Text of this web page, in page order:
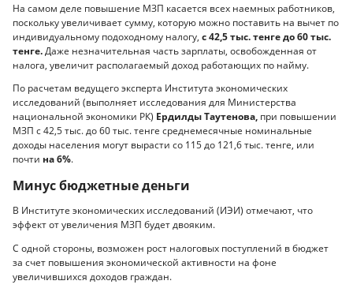
На самом деле повышение МЗП касается всех наемных работников,
поскольку увеличивает сумму, которую можно поставить на вычет по
индивидуальному подоходному налогу, с 42,5 тыс. тенге до 60 тыс.
тенге.Даже незначительная часть зарплаты, освобожденная от
налога, увеличит располагаемый доход работающих по найму.
По расчетам ведущего эксперта Института экономических
исследований (выполняет исследования для Министерства
национальной экономики РК) Ердилды Таутенова, при повышении
МЗП с 42,5 тыс. до 60 тыс. тенге среднемесячные номинальные
доходы населения могут вырасти со 115 до 121,6 тыс. тенге, или
почти на 6%.
Минус бюджетные деньги
В Институте экономических исследований (ИЭИ) отмечают, что
эффект от увеличения МЗП будет двояким.
С одной стороны, возможен рост налоговых поступлений в бюджет
за счет повышения экономической активности на фоне
увеличившихся доходов граждан.